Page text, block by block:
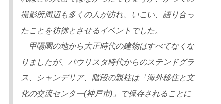
撮影所周辺も多くの人が訪れ、いこい、語り合っ
たことを彷彿とさせるイベントでした。
甲陽園の地から大正時代の建物はすべてなくな
りましたが、パウリスタ時代からのステンドグラ
ス、シャンデリア、階段の親柱は「海外移住と文
化の交流センター(神戸市)」で保存されることに